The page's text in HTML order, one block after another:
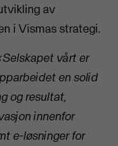
av
i Vismas strategi.
vårt er
en solid
og resultat,
innenfor
e-løsninger for